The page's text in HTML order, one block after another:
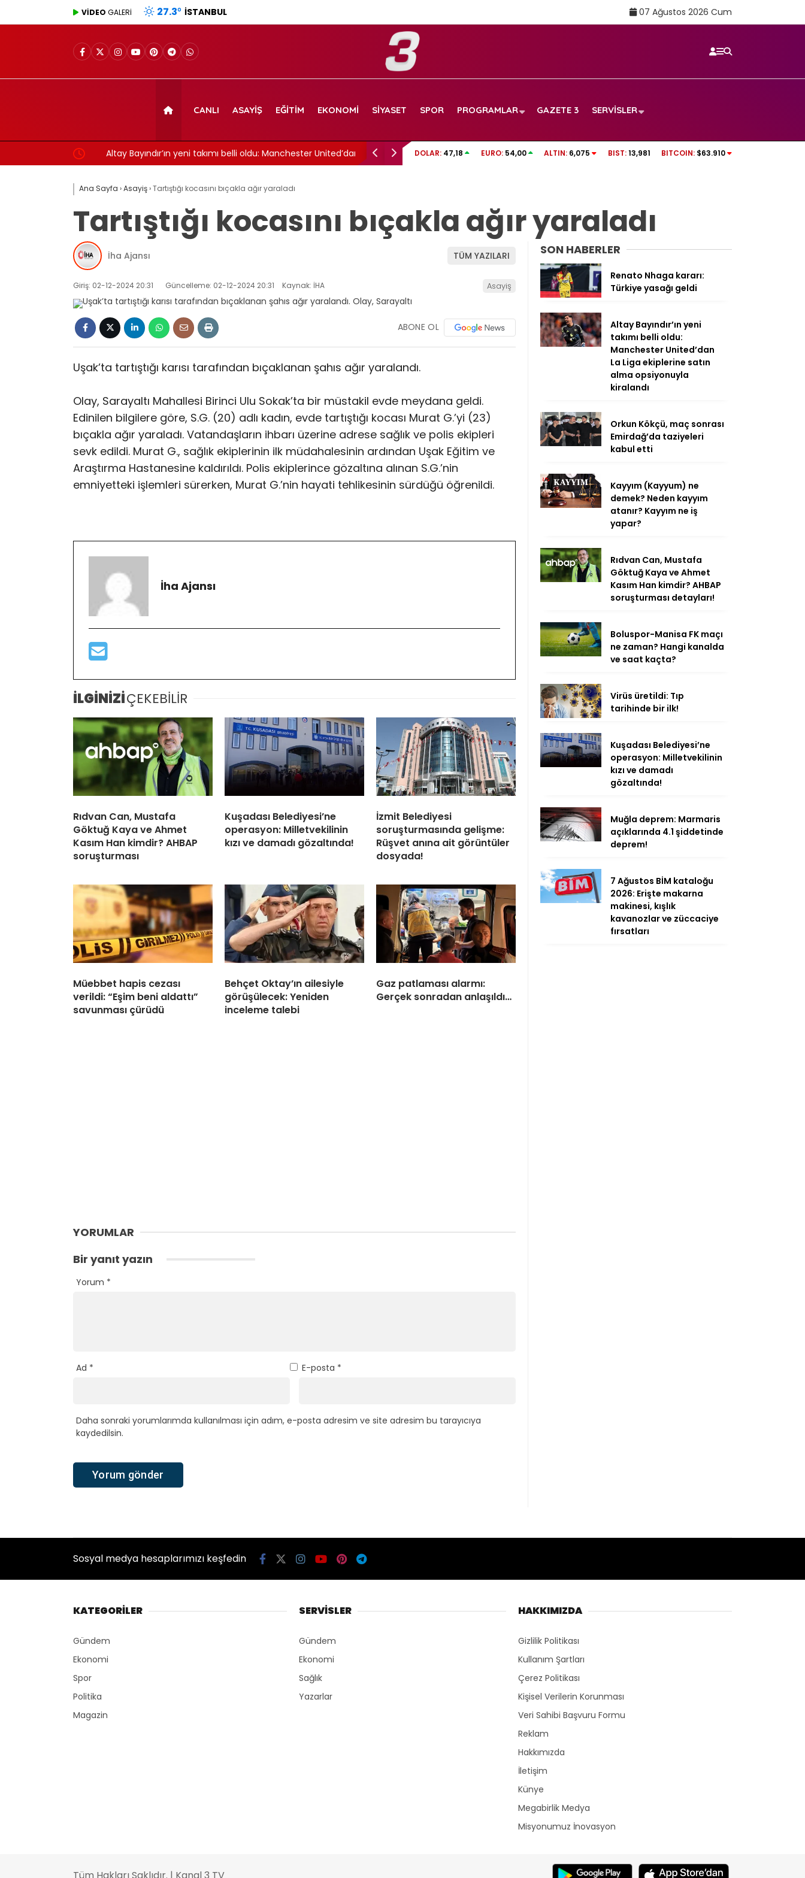
VİDEO GALERİ 27.3° İSTANBUL 07 Ağustos 2026 Cum
CANLI ASAYIŞ EĞITIM EKONOMI SIYASET SPOR PROGRAMLAR GAZETE 3 SERVISLER
Altay Bayındır’ın yeni takımı belli oldu: Manchester United’dan La
Renato Nhaga kararı: Türkiye yasağı geldi
Altay Bayındır’ın yeni takımı belli oldu:
DOLAR: 47,18 EURO: 54,00 ALTIN: 6,075 BIST: 13,981 BITCOIN: $63.910
Ana Sayfa ›Asayiş›Tartıştığı kocasını bıçakla ağır yaraladı
Tartıştığı kocasını bıçakla ağır yaraladı
İha Ajansı TÜM YAZILARI
Giriş: 02-12-2024 20:31 Güncelleme: 02-12-2024 20:31 Kaynak: İHA Asayiş
ABONE OL
Uşak’ta tartıştığı karısı tarafından bıçaklanan şahıs ağır yaralandı.
Olay, Sarayaltı Mahallesi Birinci Ulu Sokak’ta bir müstakil evde meydana geldi.
Edinilen bilgilere göre, S.G. (20) adlı kadın, evde tartıştığı kocası Murat G.’yi (23)
bıçakla ağır yaraladı. Vatandaşların ihbarı üzerine adrese sağlık ve polis ekipleri
sevk edildi. Murat G., sağlık ekiplerinin ilk müdahalesinin ardından Uşak Eğitim ve
Araştırma Hastanesine kaldırıldı. Polis ekiplerince gözaltına alınan S.G.’nin
emniyetteki işlemleri sürerken, Murat G.’nin hayati tehlikesinin sürdüğü öğrenildi.
İha Ajansı
İLGİNİZİÇEKEBİLİR
Rıdvan Can, Mustafa
Göktuğ Kaya ve Ahmet
Kasım Han kimdir? AHBAP
soruşturması
Kuşadası Belediyesi’ne
operasyon: Milletvekilinin
kızı ve damadı gözaltında!
İzmit Belediyesi
soruşturmasında gelişme:
Rüşvet anına ait görüntüler
dosyada!
Müebbet hapis cezası
verildi: “Eşim beni aldattı”
savunması çürüdü
Behçet Oktay’ın ailesiyle
görüşülecek: Yeniden
inceleme talebi
Gaz patlaması alarmı:
Gerçek sonradan anlaşıldı…
YORUMLAR
Bir yanıt yazın
Yorum *
Ad * E-posta *
Daha sonraki yorumlarımda kullanılması için adım, e-posta adresim ve site adresim bu tarayıcıya
kaydedilsin.
SON HABERLER
Renato Nhaga kararı:
Türkiye yasağı geldi
Altay Bayındır’ın yeni
takımı belli oldu:
Manchester United’dan
La Liga ekiplerine satın
alma opsiyonuyla
kiralandı
Orkun Kökçü, maç sonrası
Emirdağ’da taziyeleri
kabul etti
Kayyım (Kayyum) ne
demek? Neden kayyım
atanır? Kayyım ne iş
yapar?
Rıdvan Can, Mustafa
Göktuğ Kaya ve Ahmet
Kasım Han kimdir? AHBAP
soruşturması detayları!
Boluspor-Manisa FK maçı
ne zaman? Hangi kanalda
ve saat kaçta?
Virüs üretildi: Tıp
tarihinde bir ilk!
Kuşadası Belediyesi’ne
operasyon: Milletvekilinin
kızı ve damadı
gözaltında!
Muğla deprem: Marmaris
açıklarında 4.1 şiddetinde
deprem!
7 Ağustos BİM kataloğu
2026: Erişte makarna
makinesi, kışlık
kavanozlar ve züccaciye
fırsatları
Sosyal medya hesaplarımızı keşfedin
KATEGORİLER
Gündem
Ekonomi
Spor
Politika
Magazin
SERVİSLER
Gündem
Ekonomi
Sağlık
Yazarlar
HAKKIMIZDA
Gizlilik Politikası
Kullanım Şartları
Çerez Politikası
Kişisel Verilerin Korunması
Veri Sahibi Başvuru Formu
Reklam
Hakkımızda
İletişim
Künye
Megabirlik Medya
Misyonumuz İnovasyon